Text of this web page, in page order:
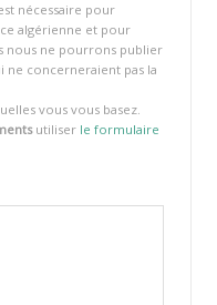
nécessaire pour
algérienne et pour
nous ne pourrons publier
ne concerneraient pas la
vous vous basez.
utiliser le formulaire